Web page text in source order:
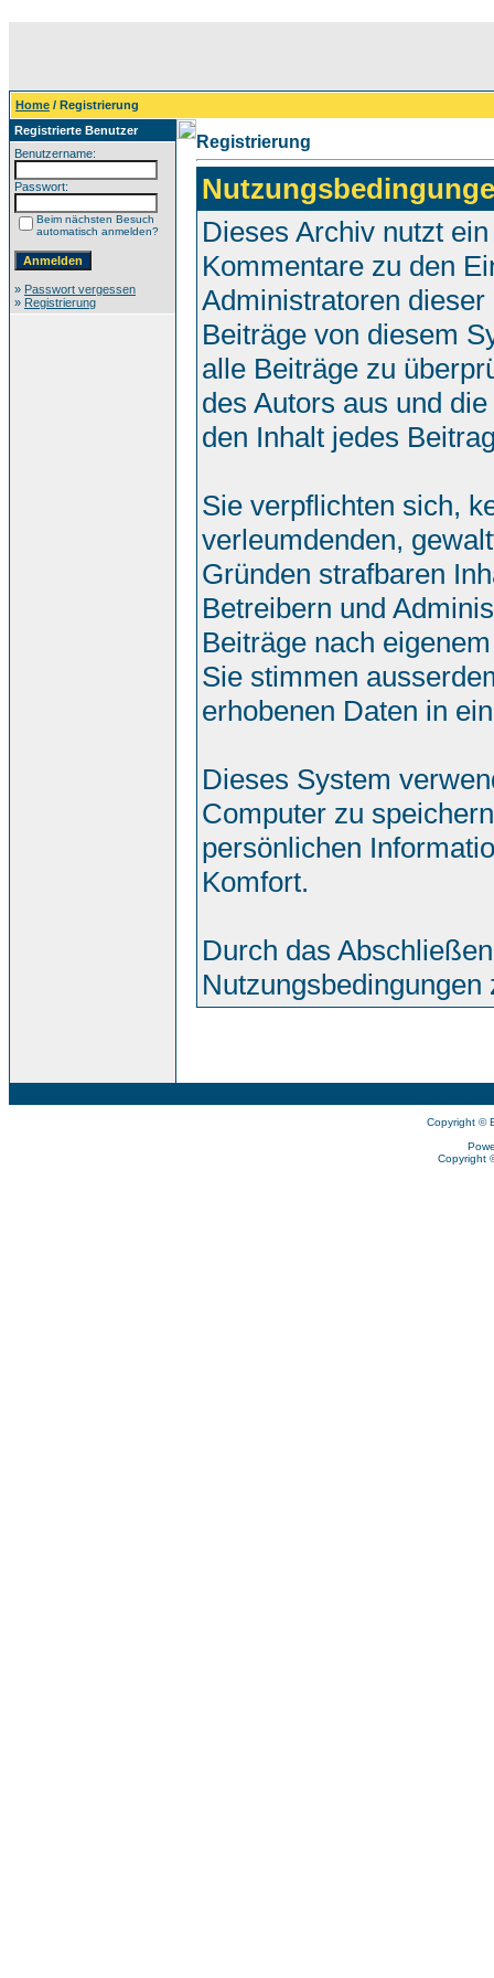
Home / Registrierung
Registrierte Benutzer
Benutzername:
Passwort:
Beim nächsten Besuch
automatisch anmelden?
» Passwort vergessen
» Registrierung
Registrierung
Dieses Archiv nutzt
Kommentare zu den
Administratoren
Beiträge von diesem
alle Beiträge zu
des Autors aus und
den Inhalt jedes
Sie verpflichten sich,
verleumdenden,
Gründen strafbaren
Betreibern und
Beiträge nach
Sie stimmen
erhobenen Daten in
Dieses System
Computer zu
persönlichen
Komfort.
Durch das
Nutzungsbedingungen
Copyright ©
Copyright